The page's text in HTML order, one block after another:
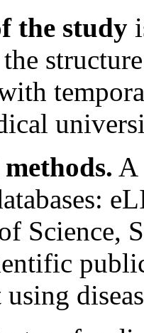
the study
the
A
Science,